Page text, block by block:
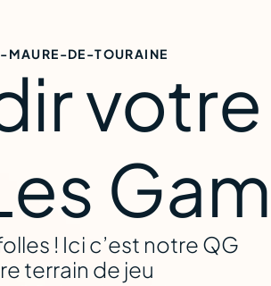
de-
MAURE-DE-TOURAINE
votre
! Ici c’est notre QG
terrain de jeu